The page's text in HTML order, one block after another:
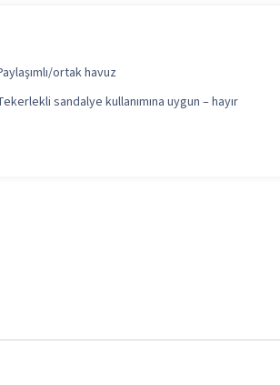
ortak havuz
sandalye kullanımına uygun – hayır